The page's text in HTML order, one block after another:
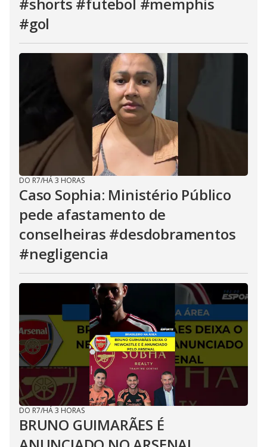
#gol
DO R7/HÁ 3 HORAS
Caso Sophia: Ministério Público
pede afastamento de
conselheiras #desdobramentos
#negligencia
DO R7/HÁ 3 HORAS
BRUNO GUIMARÃES É